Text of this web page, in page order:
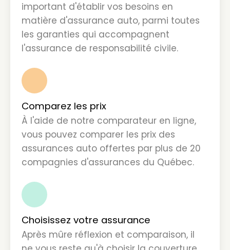
important d'établir vos besoins en
matière d'assurance auto, parmi toutes
les garanties qui accompagnent
l'assurance de responsabilité civile.
Comparez les prix
À l'aide de notre comparateur en ligne,
vous pouvez comparer les prix des
assurances auto offertes par plus de 20
compagnies d'assurances du Québec.
Choisissez votre assurance
Après mûre réflexion et comparaison, il